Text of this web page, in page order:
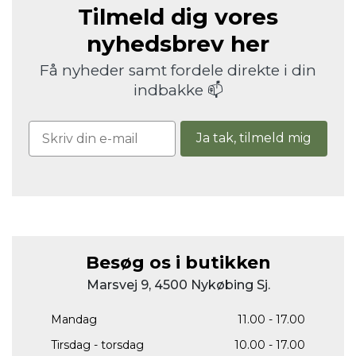
Tilmeld dig vores
nyhedsbrev her
Få nyheder samt fordele direkte i din
indbakke 📫
Ja tak, tilmeld mig
Besøg os i butikken
Marsvej 9, 4500 Nykøbing Sj.
Mandag
11.00 - 17.00
Tirsdag - torsdag
10.00 - 17.00